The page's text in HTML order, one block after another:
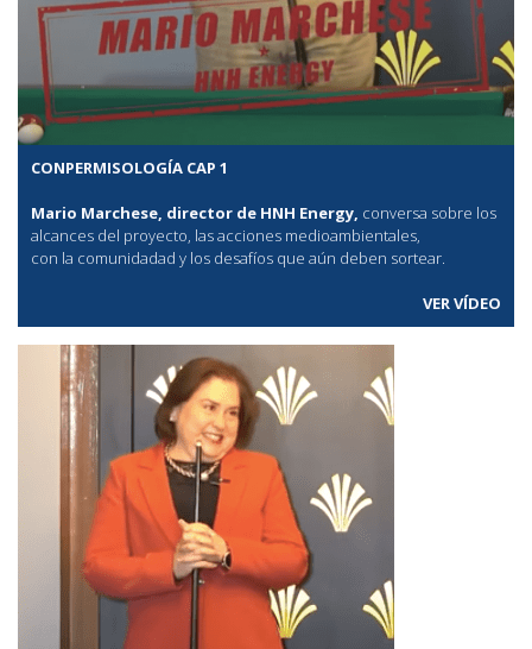
CONPERMISOLOGÍA CAP 1
Mario Marchese, director de HNH Energy, conversa sobre los
alcances del proyecto, las acciones medioambientales,
con la comunidadad y los desafíos que aún deben sortear.
VER VÍDEO